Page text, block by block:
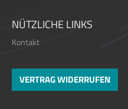
NÜTZLICHE LINKS
Kontakt
VERTRAG WIDERRUFEN